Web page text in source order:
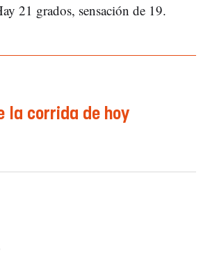
21 grados, sensación de 19.
la corrida de hoy